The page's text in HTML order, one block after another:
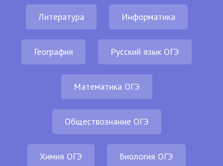
Литература Информатика
География Русский язык ОГЭ
Математика ОГЭ
Обществознание ОГЭ
Химия ОГЭ Биология ОГЭ